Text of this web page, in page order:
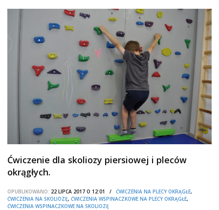
Ćwiczenie dla skoliozy piersiowej i pleców
okrągłych.
OPUBLIKOWANO: 22 LIPCA 2017 O 12:01 / ĆWICZENIA NA PLECY OKRĄGŁE,
ĆWICZENIA NA SKOLIOZĘ, ĆWICZENIA WSPINACZKOWE NA PLECY OKRĄGŁE,
ĆWICZENIA WSPINACZKOWE NA SKOLIOZĘ